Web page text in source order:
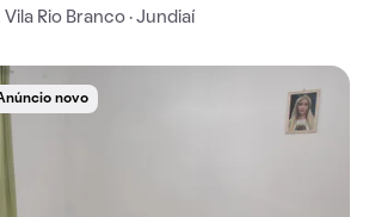
Vila Rio Branco · Jundiaí
novo